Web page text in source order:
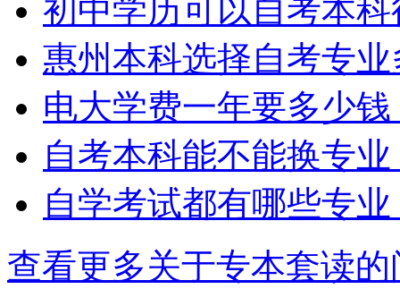
初中学历可以自考本
惠州本科选择自考专
电大学费一年要多少钱
自考本科能不能换专业
自学考试都有哪些专业
查看更多关于专本套读